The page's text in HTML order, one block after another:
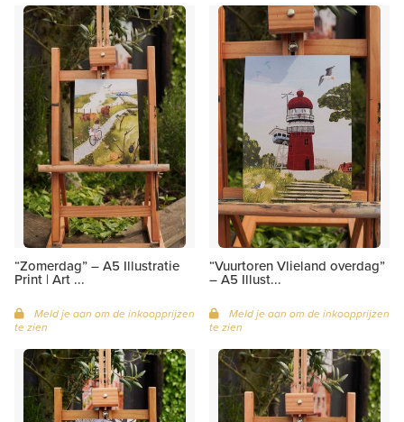
“Zomerdag” – A5 Illustratie
Print | Art ...
Meld je aan om de inkoopprijzen
te zien
“Vuurtoren Vlieland overdag”
– A5 Illust...
Meld je aan om de inkoopprijzen
te zien